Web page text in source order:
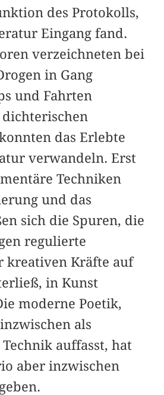
des Protokolls,
Eingang fand.
verzeichneten bei
in Gang
und Fahrten
das Erlebte
verwandeln. Erst
Techniken
und das
sich die Spuren, die
regulierte
kreativen Kräfte auf
in Kunst
moderne Poetik,
als
auffasst, hat
aber inzwischen